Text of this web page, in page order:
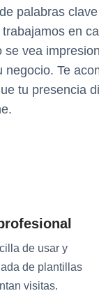
palabras
en
vea
Te
tu presencia
de usar y
de plantillas
visitas.